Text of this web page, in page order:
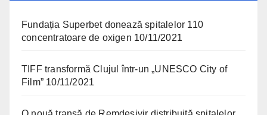
Fundația Superbet donează spitalelor 110
concentratoare de oxigen 10/11/2021
TIFF transformă Clujul într-un „UNESCO City of
Film” 10/11/2021